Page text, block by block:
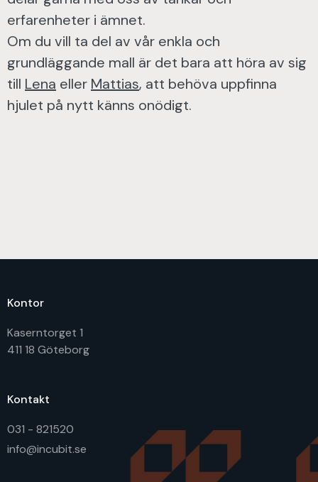
erfarenheter i ämnet.
Om du vill ta del av vår enkla och
grundläggande mall är det bara att höra av sig
till Lena eller Mattias, att behöva uppfinna
hjulet på nytt känns onödigt.
Kontor
Kaserntorget 1
411 18 Göteborg
Kontakt
031 - 821520
info@incubit.se